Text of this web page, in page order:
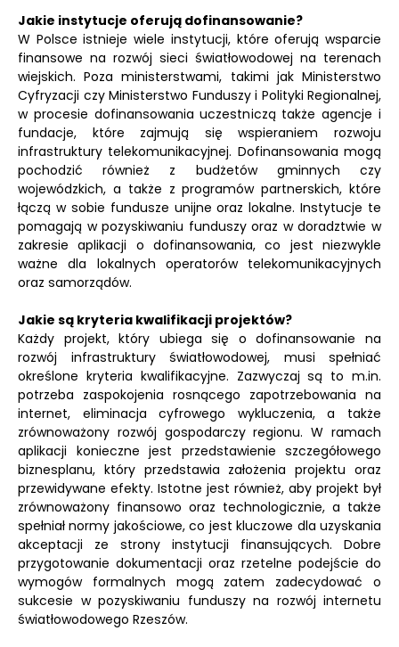
Jakie instytucje oferują dofinansowanie?
W Polsce istnieje wiele instytucji, które oferują wsparcie
finansowe na rozwój sieci światłowodowej na terenach
wiejskich. Poza ministerstwami, takimi jak Ministerstwo
Cyfryzacji czy Ministerstwo Funduszy i Polityki Regionalnej,
w procesie dofinansowania uczestniczą także agencje i
fundacje, które zajmują się wspieraniem rozwoju
infrastruktury telekomunikacyjnej. Dofinansowania mogą
pochodzić również z budżetów gminnych czy
wojewódzkich, a także z programów partnerskich, które
łączą w sobie fundusze unijne oraz lokalne. Instytucje te
pomagają w pozyskiwaniu funduszy oraz w doradztwie w
zakresie aplikacji o dofinansowania, co jest niezwykle
ważne dla lokalnych operatorów telekomunikacyjnych
oraz samorządów.
Jakie są kryteria kwalifikacji projektów?
Każdy projekt, który ubiega się o dofinansowanie na
rozwój infrastruktury światłowodowej, musi spełniać
określone kryteria kwalifikacyjne. Zazwyczaj są to m.in.
potrzeba zaspokojenia rosnącego zapotrzebowania na
internet, eliminacja cyfrowego wykluczenia, a także
zrównoważony rozwój gospodarczy regionu. W ramach
aplikacji konieczne jest przedstawienie szczegółowego
biznesplanu, który przedstawia założenia projektu oraz
przewidywane efekty. Istotne jest również, aby projekt był
zrównoważony finansowo oraz technologicznie, a także
spełniał normy jakościowe, co jest kluczowe dla uzyskania
akceptacji ze strony instytucji finansujących. Dobre
przygotowanie dokumentacji oraz rzetelne podejście do
wymogów formalnych mogą zatem zadecydować o
sukcesie w pozyskiwaniu funduszy na rozwój internetu
światłowodowego Rzeszów.